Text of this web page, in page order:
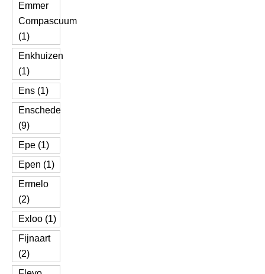
Emmer
Compascuum
(1)
Enkhuizen
(1)
Ens (1)
Enschede
(9)
Epe (1)
Epen (1)
Ermelo
(2)
Exloo (1)
Fijnaart
(2)